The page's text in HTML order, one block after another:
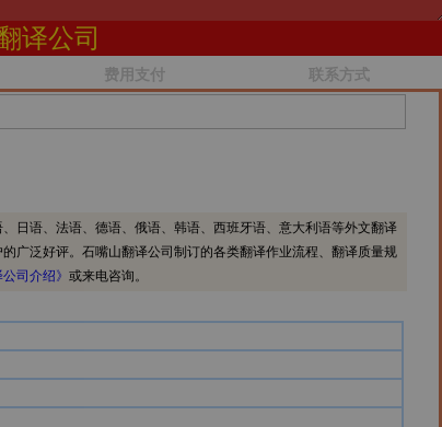
译公司
费用支付 联系方式
日语、法语、德语、俄语、韩语、西班牙语、意大利语等外文翻译
广泛好评。石嘴山翻译公司制订的各类翻译作业流程、翻译质量规
公司介绍》 或来电咨询。